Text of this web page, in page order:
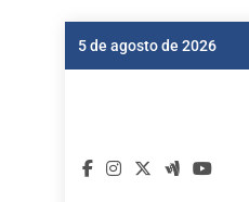
5 de agosto de 2026